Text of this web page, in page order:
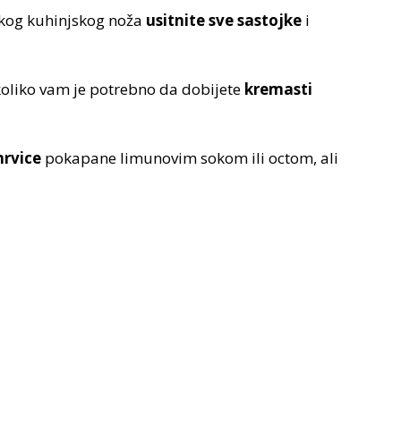
kuhinjskog noža usitnite sve sastojkei
vam je potrebno da dobijete kremasti
pokapane limunovim sokom ili octom, ali